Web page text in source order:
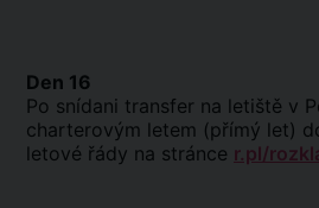
Den 16
Po snídani transfer na letiště v
charterovým letem (přímý let)
letové řády na stránce r.pl/